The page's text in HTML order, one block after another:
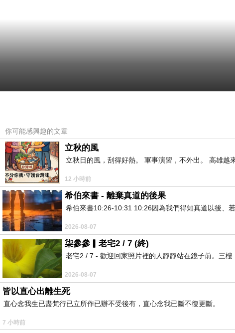
你可能感興趣的文章
立秋的風
立秋日的風，刮得好熱。 軍事演習，不外出。 高雄越
12 小時前
希伯來書 - 離棄真道的後果
希伯來書10:26-10:31 10:26因為我們得知真道以後、
2026-08-07
柒參參▎老宅2 / 7 (終)
老宅2 / 7 - 歡迎回家照片裡的人靜靜站在鏡子前。三
2026-08-07
皆以直心出離生死
直心念我生已盡梵行已立所作已辦不受後有，直心念我已斷不復更斷。
7 小時前